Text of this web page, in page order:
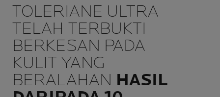
TOLERIANE ULTRA
TELAH TERBUKTI
BERKESAN PADA
KULIT YANG
BERALAHAN HASIL